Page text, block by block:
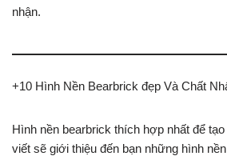
nhận.
+10 Hình Nền Bearbrick đẹp Và Chất
Hình nền bearbrick thích hợp nhất để
viết sẽ giới thiệu đến bạn những hình